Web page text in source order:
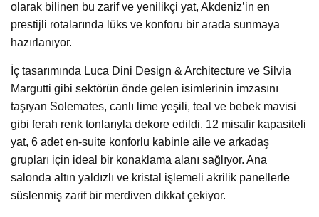
olarak bilinen bu zarif ve yenilikçi yat, Akdeniz’in en
prestijli rotalarında lüks ve konforu bir arada sunmaya
hazırlanıyor.
İç tasarımında Luca Dini Design & Architecture ve Silvia
Margutti gibi sektörün önde gelen isimlerinin imzasını
taşıyan Solemates, canlı lime yeşili, teal ve bebek mavisi
gibi ferah renk tonlarıyla dekore edildi. 12 misafir kapasiteli
yat, 6 adet en-suite konforlu kabinle aile ve arkadaş
grupları için ideal bir konaklama alanı sağlıyor. Ana
salonda altın yaldızlı ve kristal işlemeli akrilik panellerle
süslenmiş zarif bir merdiven dikkat çekiyor.